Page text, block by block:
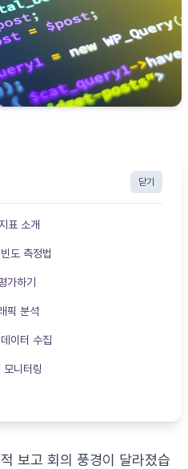
닫기
표 소개
도 측정법
가하기
픽 분석
이터 수집
니터링
보고 회의 풍경이 달라졌습